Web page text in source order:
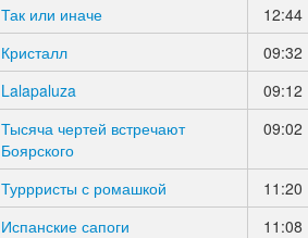
Так или иначе
12:44
Кристалл
09:32
Lalapaluza
09:12
Тысяча чертей встречают
Боярского
09:02
Туррристы с ромашкой
11:20
Испанские сапоги
11:08